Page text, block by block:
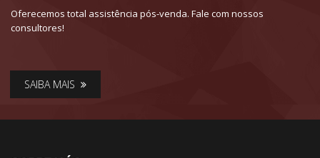
Oferecemos total assistência pós-venda. Fale com nossos
consultores!
SAIBA MAIS